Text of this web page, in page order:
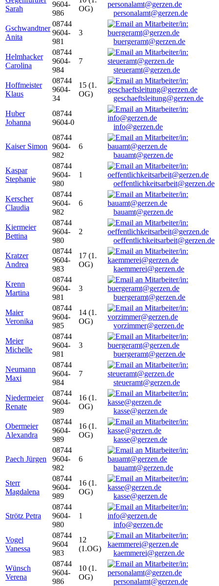
Sarah
9604-
986
OG)
personalamt@gerzen.de
Gschwandtner
Anita
08744
9604-
981
3
buergeramt@gerzen.de
Helmhacker
Carolina
08744
9604-
984
7
steueramt@gerzen.de
Hoffmeister
Klaus
08744
9604-
34
15 (1.
OG)
geschaeftsleitung@gerzen.de
Huber
Johanna
08744
9604-0
info@gerzen.de
Kaiser Simon
08744
9604-
982
6
bauamt@gerzen.de
Kaspar
Stephanie
08744
9604-
980
1
oeffentlichkeitsarbeit@gerzen.de
Kerscher
Claudia
08744
9604-
982
6
bauamt@gerzen.de
Kiermeier
Bettina
08744
9604-
980
2
oeffentlichkeitsarbeit@gerzen.de
Kratzer
Andrea
08744
9604-
983
17 (1.
OG)
kaemmerei@gerzen.de
Krenn
Martina
08744
9604-
981
3
buergeramt@gerzen.de
Maier
Veronika
08744
9604-
985
14 (1.
OG)
vorzimmer@gerzen.de
Meier
Michelle
08744
9604-
981
3
buergeramt@gerzen.de
Neumann
Maxi
08744
9604-
984
7
steueramt@gerzen.de
Niedermeier
Renate
08744
9604-
989
16 (1.
OG)
kasse@gerzen.de
Obermeier
Alexandra
08744
9604-
989
16 (1.
OG)
kasse@gerzen.de
Paech Jürgen
08744
9604-
982
6
bauamt@gerzen.de
Sterr
Magdalena
08744
9604-
989
16 (1.
OG)
kasse@gerzen.de
Strötz Petra
08744
9604-
980
1
info@gerzen.de
Vogel
Vanessa
08744
9604
983
12
(1.OG)
kaemmerei@gerzen.de
Wünsch
Verena
08744
9604-
986
10 (1.
OG)
personalamt@gerzen.de